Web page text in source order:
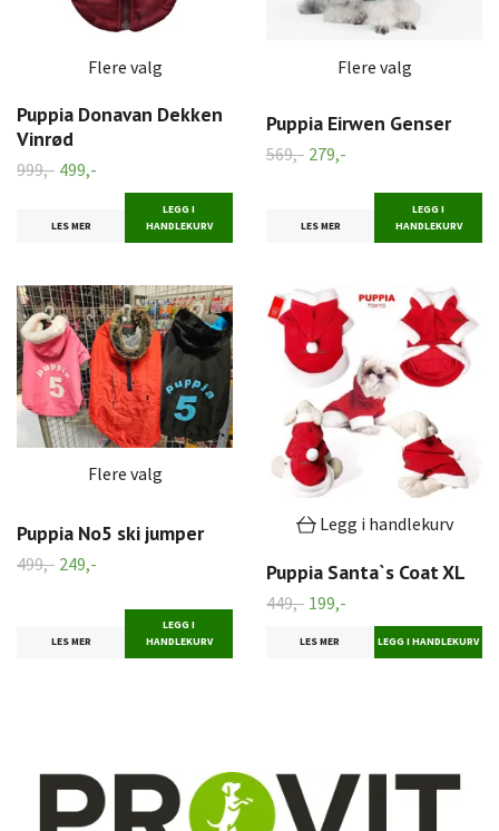
Flere valg
Puppia Donavan Dekken
Vinrød
999,- 499,-
LES MER
LEGG I
HANDLEKURV
Flere valg
Puppia Eirwen Genser
569,- 279,-
LES MER
LEGG I
HANDLEKURV
Flere valg
Puppia No5 ski jumper
499,- 249,-
LES MER
LEGG I
HANDLEKURV
Legg i handlekurv
Puppia Santa`s Coat XL
449,- 199,-
LES MER